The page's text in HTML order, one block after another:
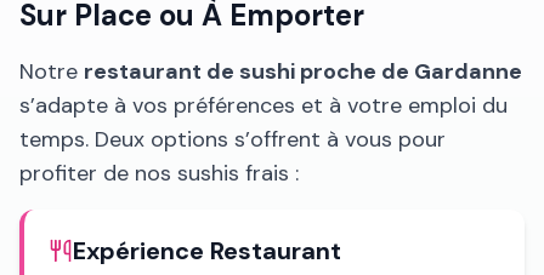
Sur Place ou À Emporter
Notre restaurant de sushi proche de Gardanne
s’adapte à vos préférences et à votre emploi du
temps. Deux options s’offrent à vous pour
profiter de nos sushis frais :
Expérience Restaurant